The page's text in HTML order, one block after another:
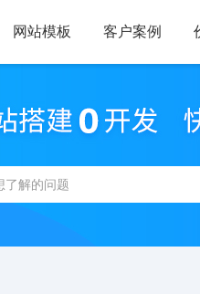
网站模板 客户案例